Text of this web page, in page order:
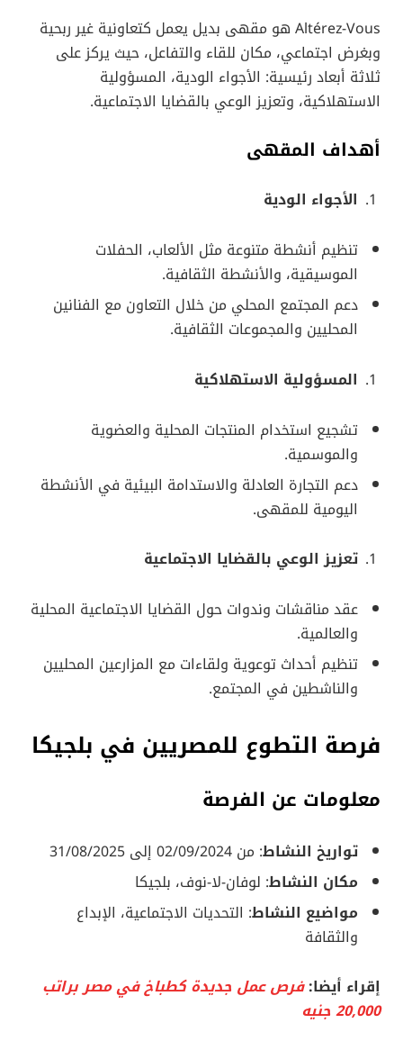
Altérez-Vous هو مقهى بديل يعمل كتعاونية غير ربحية
وبغرض اجتماعي، مكان للقاء والتفاعل، حيث يركز على
ثلاثة أبعاد رئيسية: الأجواء الودية، المسؤولية
الاستهلاكية، وتعزيز الوعي بالقضايا الاجتماعية.
أهداف المقهى
الأجواء الودية
تنظيم أنشطة متنوعة مثل الألعاب، الحفلات
الموسيقية، والأنشطة الثقافية.
دعم المجتمع المحلي من خلال التعاون مع الفنانين
المحليين والمجموعات الثقافية.
المسؤولية الاستهلاكية
تشجيع استخدام المنتجات المحلية والعضوية
والموسمية.
دعم التجارة العادلة والاستدامة البيئية في الأنشطة
اليومية للمقهى.
تعزيز الوعي بالقضايا الاجتماعية
عقد مناقشات وندوات حول القضايا الاجتماعية المحلية
والعالمية.
تنظيم أحداث توعوية ولقاءات مع المزارعين المحليين
والناشطين في المجتمع.
فرصة التطوع للمصريين في بلجيكا
معلومات عن الفرصة
تواريخ النشاط: من 02/09/2024 إلى 31/08/2025
مكان النشاط: لوفان-لا-نوف، بلجيكا
مواضيع النشاط: التحديات الاجتماعية، الإبداع
والثقافة
إقراء أيضا:فرص عمل جديدة كطباخ في مصر براتب
20,000 جنيه